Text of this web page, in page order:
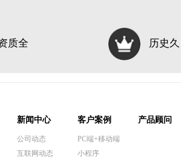
质全 历史久
新闻中心
公司动态
互联网动态
客户案例
PC端+移动端
小程序
产品顾问